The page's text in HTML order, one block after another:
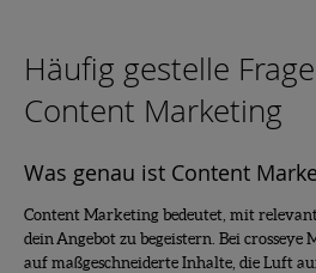
Häufig gestelle
Content Marketing
Was genau ist Content
Content Marketing bedeutet, mit
dein Angebot zu begeistern. Bei crosseye
auf maßgeschneiderte Inhalte, die Luft